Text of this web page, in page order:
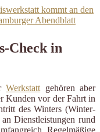
kommt an den
Abendblatt
Check in
Werkstattgehören aber
Kunden vor der Fahrt in
des Winters (Winter-
Dienstleistungen rund